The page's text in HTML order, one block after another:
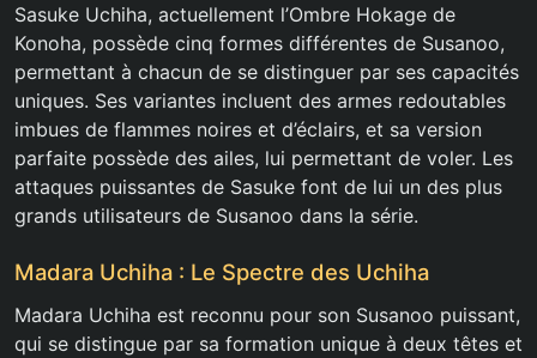
Sasuke Uchiha, actuellement l’Ombre Hokage de
Konoha, possède cinq formes différentes de Susanoo,
permettant à chacun de se distinguer par ses capacités
uniques. Ses variantes incluent des armes redoutables
imbues de flammes noires et d’éclairs, et sa version
parfaite possède des ailes, lui permettant de voler. Les
attaques puissantes de Sasuke font de lui un des plus
grands utilisateurs de Susanoo dans la série.
Madara Uchiha : Le Spectre des Uchiha
Madara Uchiha est reconnu pour son Susanoo puissant,
qui se distingue par sa formation unique à deux têtes et